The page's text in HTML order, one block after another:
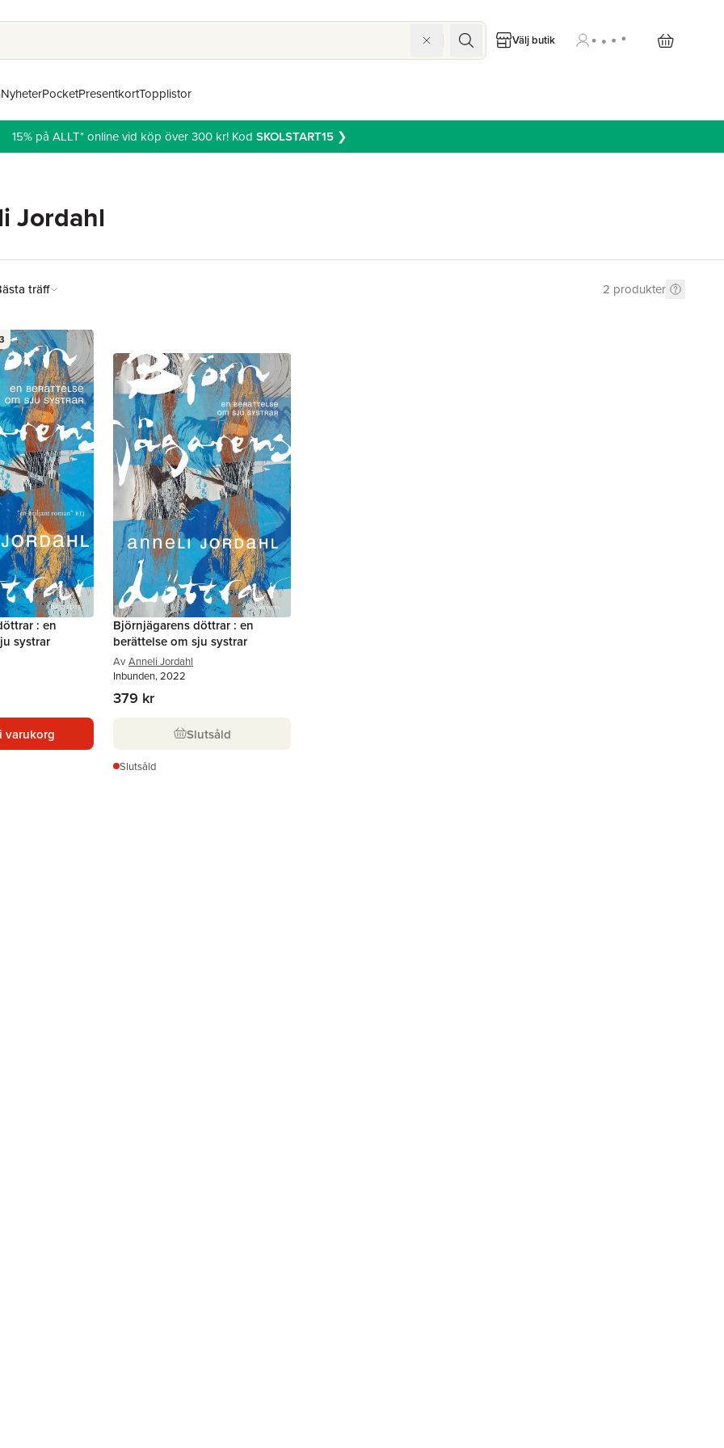
Välj butik
NyheterPocketPresentkortTopplistor
15% på ALLT* online vid köp över 300 kr! Kod SKOLSTART15❯
Jordahl
träff 2 produkter
: en
systrar
varukorg
Björnjägarens döttrar : en
berättelse om sju systrar
Av Anneli Jordahl
Inbunden, 2022
379 kr
Slutsåld
Slutsåld